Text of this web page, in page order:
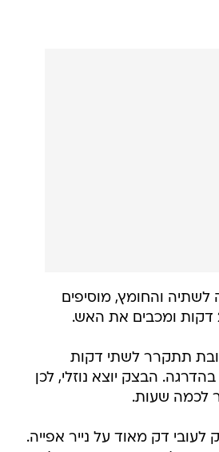
והחומץ, מוסיפים
תתקרר לשתי דקות
הבצק יוצא נוזלי, לכן
לכמה שעות.
דק מאוד על נייר אפייה.